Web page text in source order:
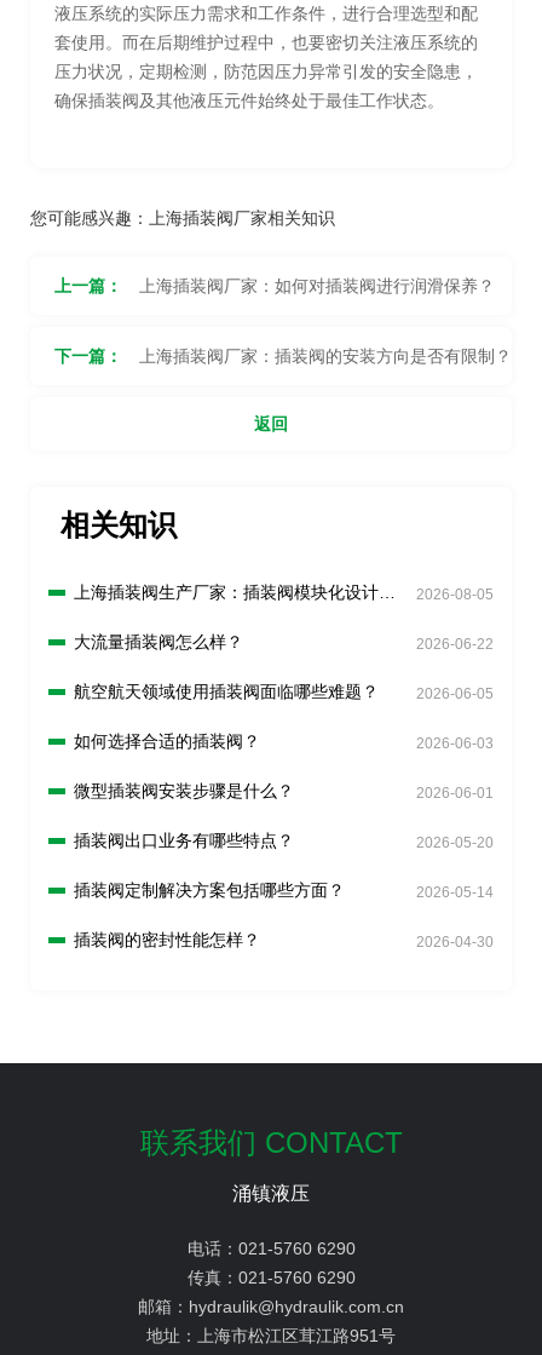
液压系统的实际压力需求和工作条件，进行合理选型和配
套使用。而在后期维护过程中，也要密切关注液压系统的
压力状况，定期检测，防范因压力异常引发的安全隐患，
确保插装阀及其他液压元件始终处于最佳工作状态。
您可能感兴趣： 上海插装阀厂家相关知识
上一篇： 上海插装阀厂家：如何对插装阀进行润滑保养？
下一篇： 上海插装阀厂家：插装阀的安装方向是否有限制？
返回
相关知识
上海插装阀生产厂家：插装阀模块化设计有
2026-08-05
大流量插装阀怎么样？ 2026-06-22
航空航天领域使用插装阀面临哪些难题？ 2026-06-05
如何选择合适的插装阀？ 2026-06-03
微型插装阀安装步骤是什么？ 2026-06-01
插装阀出口业务有哪些特点？ 2026-05-20
插装阀定制解决方案包括哪些方面？ 2026-05-14
插装阀的密封性能怎样？ 2026-04-30
联系我们 CONTACT
涌镇液压
电话： 021-5760 6290
传真： 021-5760 6290
邮箱： hydraulik@hydraulik.com.cn
地址： 上海市松江区茸江路951号